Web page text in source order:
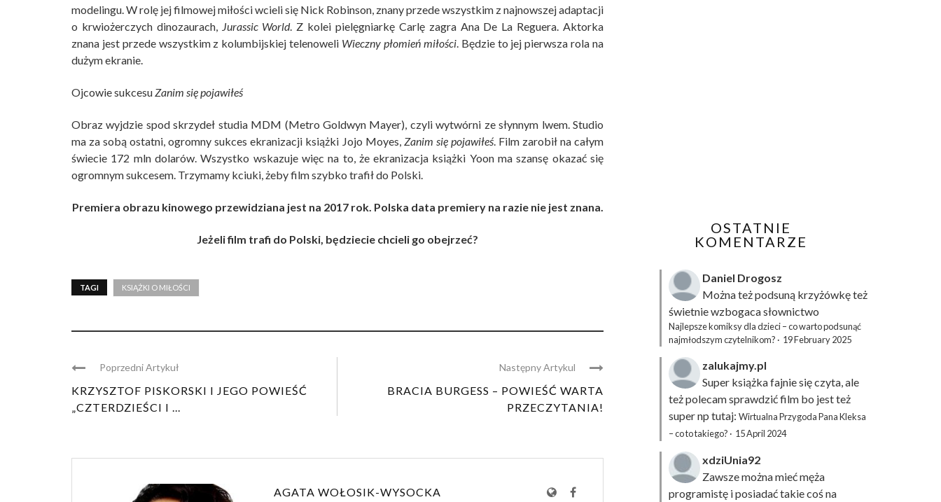
modelingu. W rolę jej filmowej miłości wcieli się Nick Robinson, znany przede wszystkim z najnowszej adaptacji
o krwiożerczych dinozaurach, Jurassic World. Z kolei pielęgniarkę Carlę zagra Ana De La Reguera. Aktorka
znana jest przede wszystkim z kolumbijskiej telenoweli Wieczny płomień miłości. Będzie to jej pierwsza rola na
dużym ekranie.
Ojcowie sukcesuZanim się pojawiłeś
Obraz wyjdzie spod skrzydeł studia MDM (Metro Goldwyn Mayer), czyli wytwórni ze słynnym lwem. Studio
ma za sobą ostatni, ogromny sukces ekranizacji książki Jojo Moyes, Zanim się pojawiłeś. Film zarobił na całym
świecie 172 mln dolarów. Wszystko wskazuje więc na to, że ekranizacja książki Yoon ma szansę okazać się
ogromnym sukcesem. Trzymamy kciuki, żeby film szybko trafił do Polski.
Premiera obrazu kinowego przewidziana jest na 2017 rok. Polska data premiery na razie nie jest znana.
Jeżeli film trafi do Polski, będziecie chcieli go obejrzeć?
TAGI KSIĄŻKI O MIŁOŚCI
Poprzedni Artykuł
KRZYSZTOF PISKORSKI I JEGO POWIEŚĆ
„CZTERDZIEŚCI I ...
Następny Artykul
BRACIA BURGESS – POWIEŚĆ WARTA
PRZECZYTANIA!
AGATA WOŁOSIK-WYSOCKA
OSTATNIE
KOMENTARZE
Daniel Drogosz
Można też podsuną krzyżówkęteż
świetnie wzbogaca słownictwo
Najlepsze komiksy dla dzieci – co warto podsunąć
najmłodszym czytelnikom? · 19 February 2025
zalukajmy.pl
Super książka fajnie się czyta, ale
też polecam sprawdzić film bo jest też
super np tutaj: Wirtualna Przygoda Pana Kleksa
– co to takiego? · 15 April 2024
xdziUnia92
Zawsze można mieć męża
programistę i posiadać takie coś na